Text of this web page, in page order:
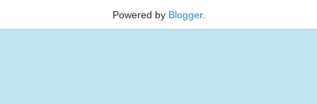
Powered by Blogger.